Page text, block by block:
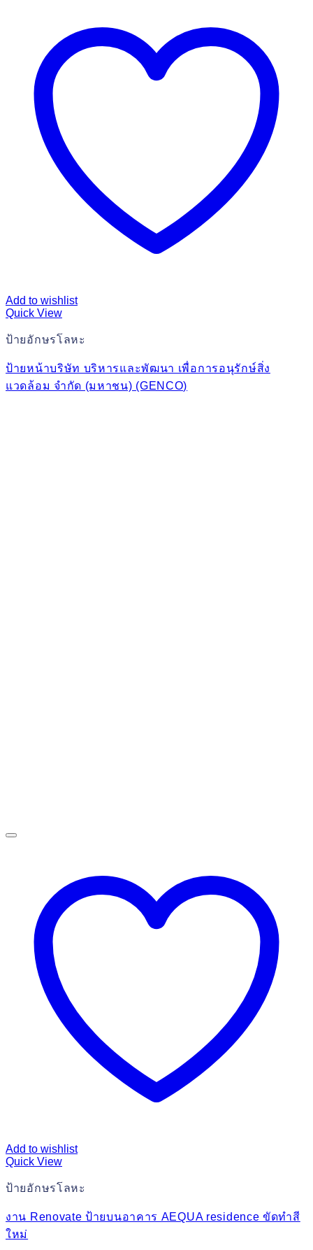
Add to wishlist
Quick View
ป้ายอักษรโลหะ
ป้ายหน้าบริษัท บริหารและพัฒนา เพื่อการอนุรักษ์สิ่ง
แวดล้อม จำกัด (มหาชน) (GENCO)
Add to wishlist
Quick View
ป้ายอักษรโลหะ
งาน Renovate ป้ายบนอาคาร AEQUA residence ขัดทำสี
ใหม่